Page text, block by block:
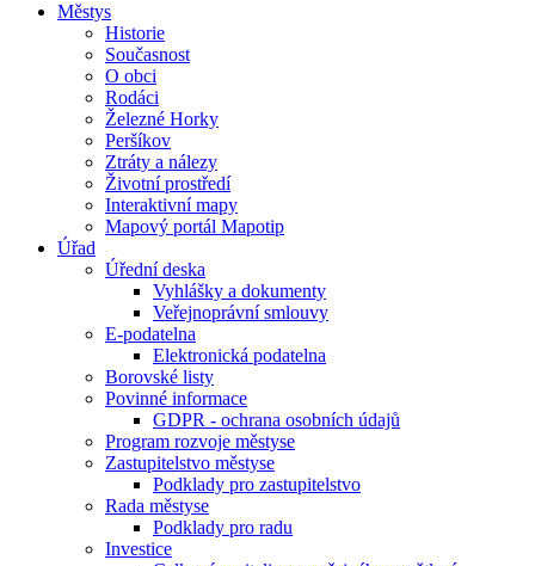
Městys
Historie
Současnost
O obci
Rodáci
Železné Horky
Peršíkov
Ztráty a nálezy
Životní prostředí
Interaktivní mapy
Mapový portál Mapotip
Úřad
Úřední deska
Vyhlášky a dokumenty
Veřejnoprávní smlouvy
E-podatelna
Elektronická podatelna
Borovské listy
Povinné informace
GDPR - ochrana osobních údajů
Program rozvoje městyse
Zastupitelstvo městyse
Podklady pro zastupitelstvo
Rada městyse
Podklady pro radu
Investice